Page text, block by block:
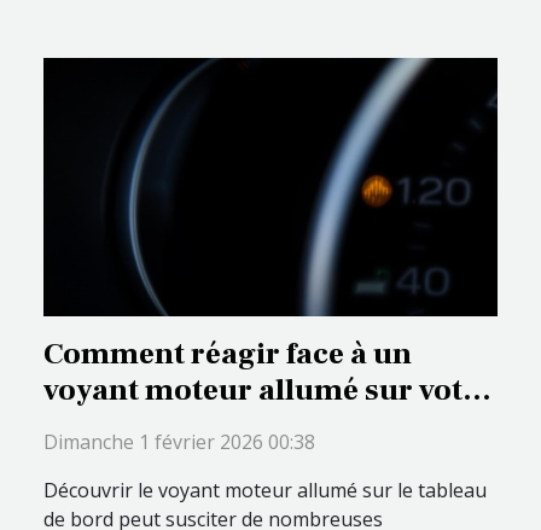
Comment réagir face à un
voyant moteur allumé sur votre
tableau de bord ?
Dimanche 1 février 2026 00:38
Découvrir le voyant moteur allumé sur le tableau
de bord peut susciter de nombreuses